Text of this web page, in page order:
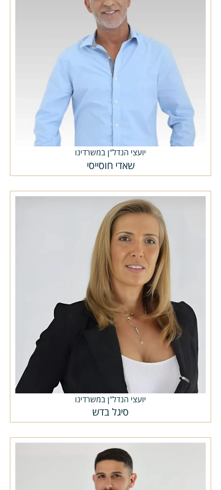
יועצי הנדל"ן במשרדינו
שאדי חוסייסי
יועצי הנדל"ן במשרדינו
סיגל בדש